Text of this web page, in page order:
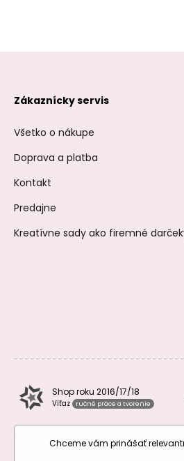
Zákaznícky servis
Všetko o nákupe
Doprava a platba
Kontakt
Predajne
Kreatívne sady ako firemné
Shop roku 2016/17/18
Víťaz ručné práce a tvorenie
Chceme vám prinášať